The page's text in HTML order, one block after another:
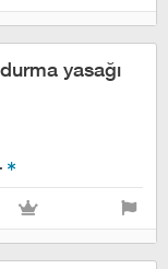
yasağı